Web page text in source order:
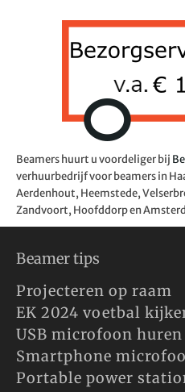
Beamers huurt u voordeliger bij
verhuurbedrijf voor beamers in
Aerdenhout, Heemstede,
Zandvoort, Hoofddorp en
Beamer tips
Projecteren op raam
EK 2024 voetbal
USB microfoon huren
Smartphone
Portable power